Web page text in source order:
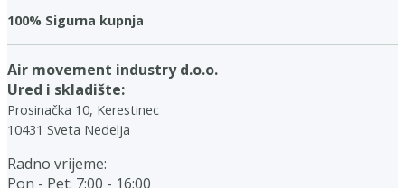
100% Sigurna kupnja
Air movement industry d.o.o.
Ured i skladište:
Prosinačka 10, Kerestinec
10431 Sveta Nedelja
Radno vrijeme:
Pon - Pet: 7:00 - 16:00